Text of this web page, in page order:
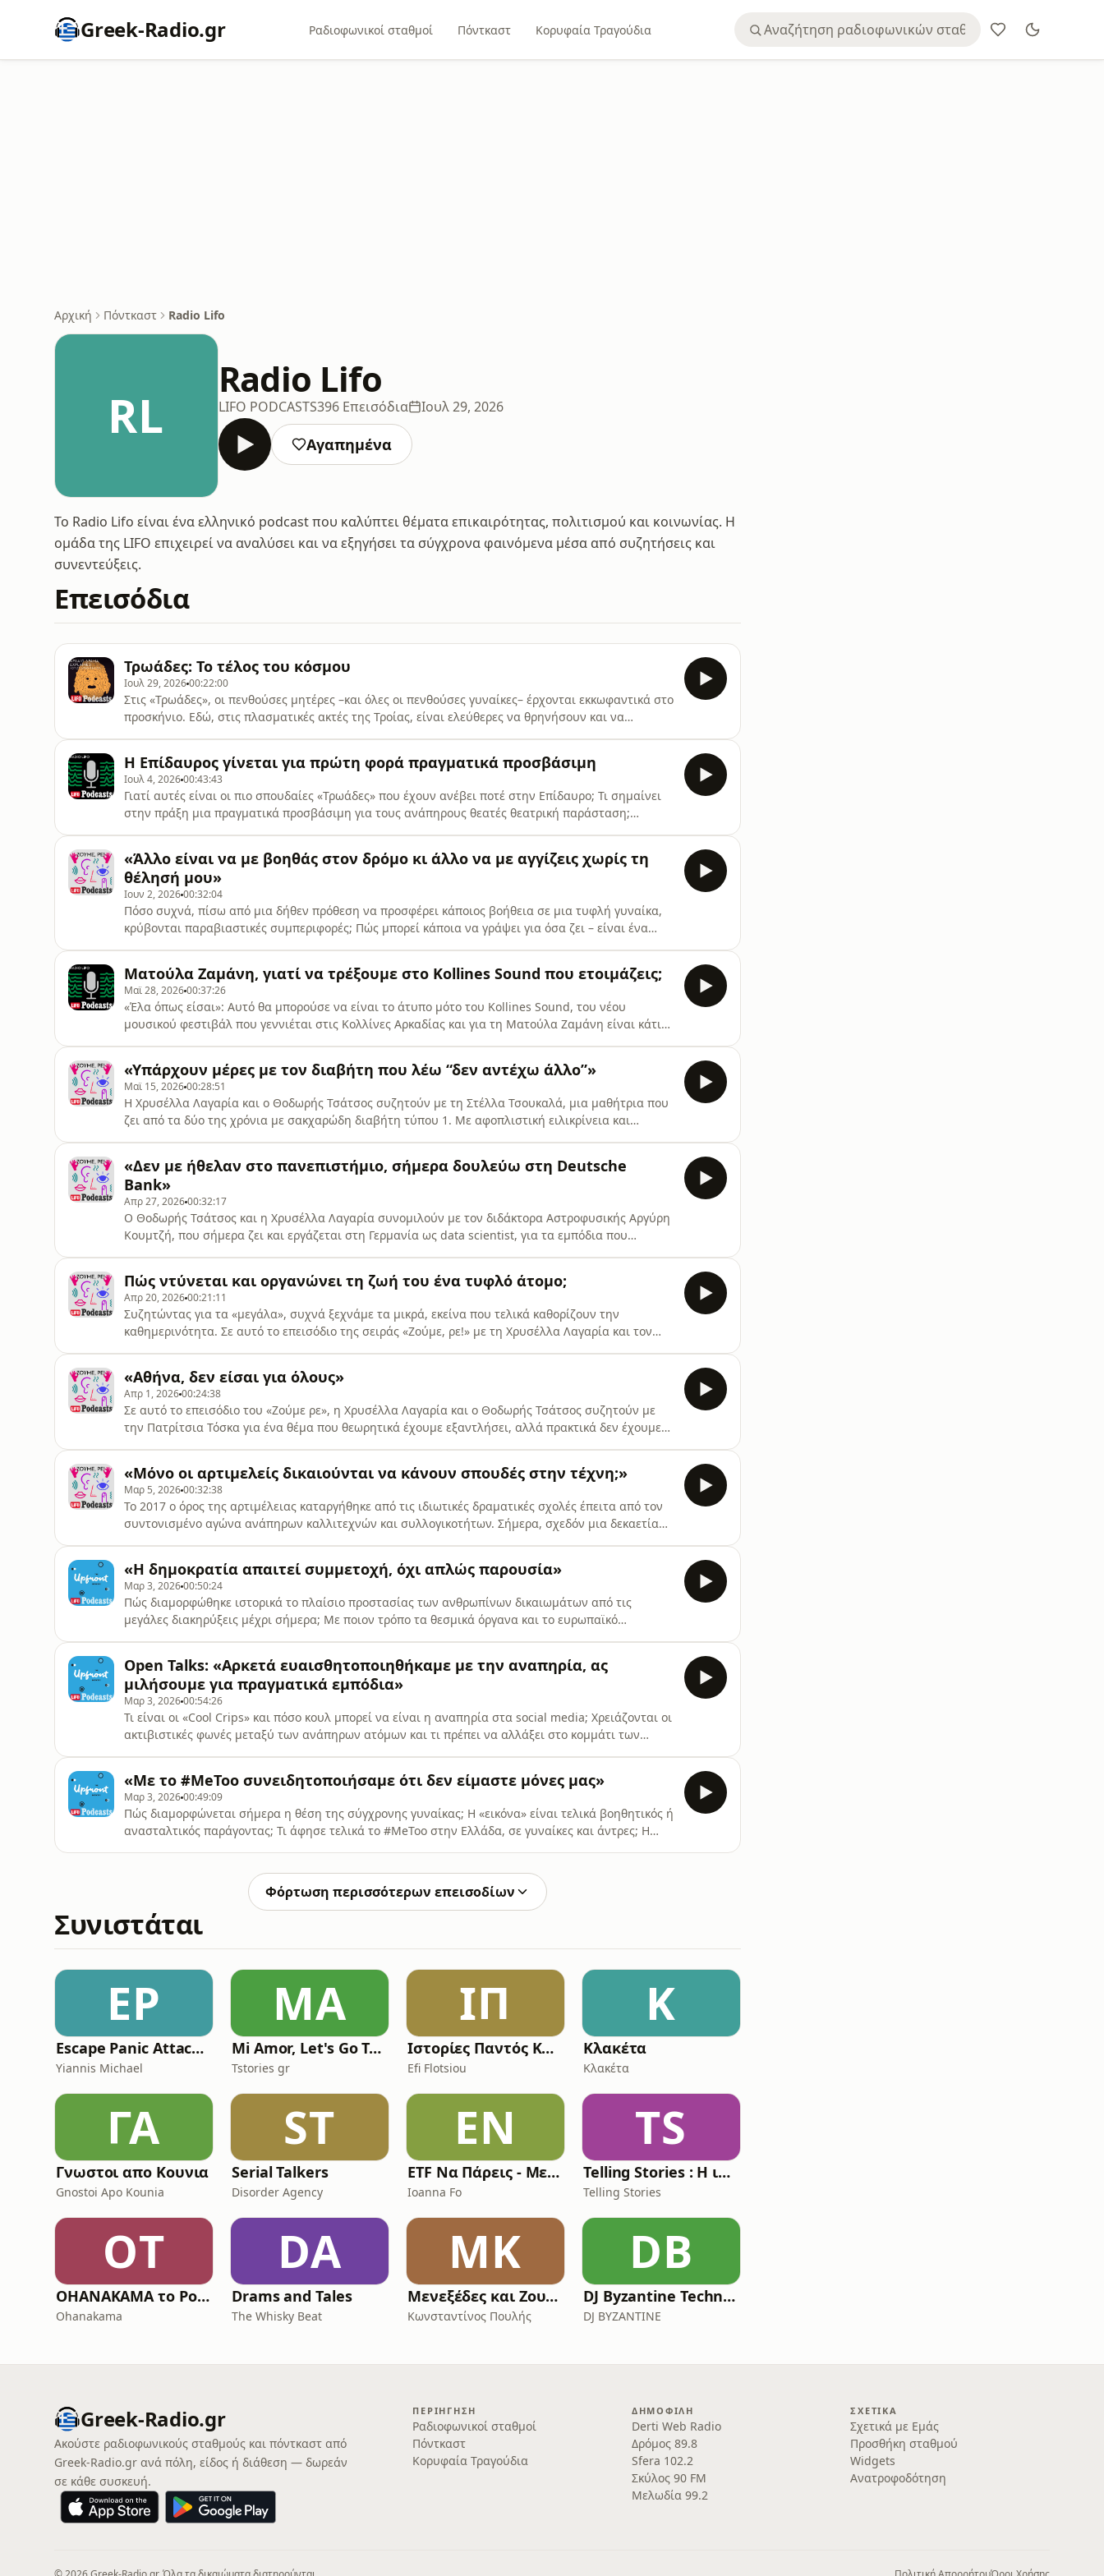
Greek-Radio.gr Ραδιοφωνικοί σταθμοί Πόντκαστ Κορυφαία Τραγούδια
Αρχική Πόντκαστ Radio Lifo
RL
Radio Lifo
LIFO PODCASTS396 Επεισόδια Ιουλ 29, 2026
Αγαπημένα
Το Radio Lifo είναι ένα ελληνικό podcast που καλύπτει θέματα επικαιρότητας, πολιτισμού και κοινωνίας. Η
ομάδα της LIFO επιχειρεί να αναλύσει και να εξηγήσει τα σύγχρονα φαινόμενα μέσα από συζητήσεις και
συνεντεύξεις.
Επεισόδια
Τρωάδες: Το τέλος του κόσμου
Ιουλ 29, 202600:22:00
Στις «Τρωάδες», οι πενθούσες μητέρες –και όλες οι πενθούσες γυναίκες– έρχονται εκκωφαντικά στο
προσκήνιο. Εδώ, στις πλασματικές ακτές της Τροίας, είναι ελεύθερες να θρηνήσουν και να
απαγορευμένο, με αυτό που δε
Η Επίδαυρος γίνεται για πρώτη φορά πραγματικά προσβάσιμη
Ιουλ 4, 202600:43:43
Γιατί αυτές είναι οι πιο σπουδαίες «Τρωάδες» που έχουν ανέβει ποτέ στην Επίδαυρο; Τι σημαίνει
στην πράξη μια πραγματικά προσβάσιμη για τους ανάπηρους θεατές θεατρική παράσταση;
αλλά και τον ίδιο τον τρόπο με τον οποίο
«Άλλο είναι να με βοηθάς στον δρόμο κι άλλο να με αγγίζεις χωρίς τη
θέλησή μου»
Ιουν 2, 202600:32:04
Πόσο συχνά, πίσω από μια δήθεν πρόθεση να προσφέρει κάποιος βοήθεια σε μια τυφλή γυναίκα,
κρύβονται παραβιαστικές συμπεριφορές; Πώς μπορεί κάποια να γράψει για όσα ζει – είναι ένα
για τις πολλαπλές ταυτότητες που μπ
Ματούλα Ζαμάνη, γιατί να τρέξουμε στο Kollines Sound που ετοιμάζεις;
Μαϊ 28, 202600:37:26
«Έλα όπως είσαι»: Αυτό θα μπορούσε να είναι το άτυπο μότο του Kollines Sound, του νέου
μουσικού φεστιβάλ που γεννιέται στις Κολλίνες Αρκαδίας και για τη Ματούλα Ζαμάνη είναι κάτι
έχουμε χάσει. Εξηγεί πώς μια ομάδα περίπ
«Υπάρχουν μέρες με τον διαβήτη που λέω “δεν αντέχω άλλο”»
Μαϊ 15, 202600:28:51
Η Χρυσέλλα Λαγαρία και ο Θοδωρής Τσάτσος συζητούν με τη Στέλλα Τσουκαλά, μια μαθήτρια που
ζει από τα δύο της χρόνια με σακχαρώδη διαβήτη τύπου 1. Με αφοπλιστική ειλικρίνεια και
άγχος που επηρεάζει το σώμα αλλά και για
«Δεν με ήθελαν στο πανεπιστήμιο, σήμερα δουλεύω στη Deutsche
Bank»
Απρ 27, 202600:32:17
Ο Θοδωρής Τσάτσος και η Χρυσέλλα Λαγαρία συνομιλούν με τον διδάκτορα Αστροφυσικής Αργύρη
Κουμτζή, που σήμερα ζει και εργάζεται στη Γερμανία ως data scientist, για τα εμπόδια που
αντιμετωπίζουν οι οπτικά ανάπηροι σπουδαστές
Πώς ντύνεται και οργανώνει τη ζωή του ένα τυφλό άτομο;
Απρ 20, 202600:21:11
Συζητώντας για τα «μεγάλα», συχνά ξεχνάμε τα μικρά, εκείνα που τελικά καθορίζουν την
καθημερινότητα. Σε αυτό το επεισόδιο της σειράς «Ζούμε, ρε!» με τη Χρυσέλλα Λαγαρία και τον
προσωπικές εμπειρίες, αναδεικνύεται μια πραγματικ
«Αθήνα, δεν είσαι για όλους»
Απρ 1, 202600:24:38
Σε αυτό το επεισόδιο του «Ζούμε ρε», η Χρυσέλλα Λαγαρία και ο Θοδωρής Τσάτσος συζητούν με
την Πατρίτσια Τόσκα για ένα θέμα που θεωρητικά έχουμε εξαντλήσει, αλλά πρακτικά δεν έχουμε
ανθρώπου που κινείται με αμαξίδιο σε μια πόλη
«Mόνο oι αρτιμελείς δικαιούνται να κάνουν σπουδές στην τέχνη;»
Μαρ 5, 202600:32:38
Το 2017 ο όρος της αρτιμέλειας καταργήθηκε από τις ιδιωτικές δραματικές σχολές έπειτα από τον
συντονισμένο αγώνα ανάπηρων καλλιτεχνών και συλλογικοτήτων. Σήμερα, σχεδόν μια δεκαετία
μπορεί να είναι αφηρημένη έννοια αλλά
«Η δημοκρατία απαιτεί συμμετοχή, όχι απλώς παρουσία»
Μαρ 3, 202600:50:24
Πώς διαμορφώθηκε ιστορικά το πλαίσιο προστασίας των ανθρωπίνων δικαιωμάτων από τις
μεγάλες διακηρύξεις μέχρι σήμερα; Με ποιον τρόπο τα θεσμικά όργανα και το ευρωπαϊκό
ουσιαστική εφαρμογή τους στην καθημερινότητά μας; Η Κατ
Open Talks: «Αρκετά ευαισθητοποιηθήκαμε με την αναπηρία, ας
μιλήσουμε για πραγματικά εμπόδια»
Μαρ 3, 202600:54:26
Τι είναι οι «Cool Crips» και πόσο κουλ μπορεί να είναι η αναπηρία στα social media; Xρειάζονται οι
ακτιβιστικές φωνές μεταξύ των ανάπηρων ατόμων και τι πρέπει να αλλάξει στο κομμάτι των
Talks» είναι μια σειρά «ανοιχτώ
«Με το #MeToo συνειδητοποιήσαμε ότι δεν είμαστε μόνες μας»
Μαρ 3, 202600:49:09
Πώς διαμορφώνεται σήμερα η θέση της σύγχρονης γυναίκας; Η «εικόνα» είναι τελικά βοηθητικός ή
ανασταλτικός παράγοντας; Τι άφησε τελικά το #MeToo στην Ελλάδα, σε γυναίκες και άντρες; Η
ουσιαστικών συζητήσεων για τα δικαιώματα, τα στ
Φόρτωση περισσότερων επεισοδίων
Συνιστάται
EP
Escape Panic Attacks Podcast
Yiannis Michael
MA
Mi Amor, Let's Go Travel
Tstories gr
ΙΠ
Ιστορίες Παντός Καιρού
Efi Flotsiou
Κ
Κλακέτα
Κλακέτα
ΓΑ
Γνωστοι απο Κουνια
Gnostoi Apo Kounia
ST
Serial Talkers
Disorder Agency
EΝ
ETF Να Πάρεις - Με Την Ioanna Fo
Ioanna Fo
TS
Telling Stories : Η ιστορία όπως δεν την ξέρατε!
Telling Stories
OΤ
OHANAKAMA το Podcast
Ohanakama
DA
Drams and Tales
The Whisky Beat
ΜΚ
Μενεξέδες και Ζουμπούλια
Κωνσταντίνος Πουλής
DB
DJ Byzantine Techno Podcast
DJ BYZANTINE
Greek-Radio.gr
Ακούστε ραδιοφωνικούς σταθμούς και πόντκαστ από
Greek-Radio.gr ανά πόλη, είδος ή διάθεση — δωρεάν
σε κάθε συσκευή.
ΠΕΡΙΉΓΗΣΗ
Ραδιοφωνικοί σταθμοί
Πόντκαστ
Κορυφαία Τραγούδια
ΔΗΜΟΦΙΛΉ
Derti Web Radio
Δρόμος 89.8
Sfera 102.2
Σκύλος 90 FM
Μελωδία 99.2
ΣΧΕΤΙΚΆ
Σχετικά με Εμάς
Προσθήκη σταθμού
Widgets
Ανατροφοδότηση